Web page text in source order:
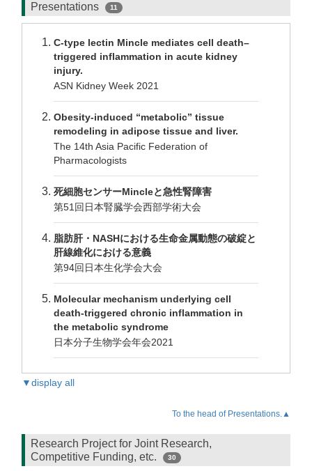
Presentations 11
C-type lectin Mincle mediates cell death–
triggered inflammation in acute kidney
injury.
ASN Kidney Week 2021
Obesity-induced “metabolic” tissue
remodeling in adipose tissue and liver.
The 14th Asia Pacific Federation of
Pharmacologists
死細胞センサーMincleと急性腎障害
第51回日本腎臓学会西部学術大会
脂肪肝・NASHにおける生命金属動態の破綻と
肝線維化における意義
第94回日本生化学会大会
Molecular mechanism underlying cell
death-triggered chronic inflammation in
the metabolic syndrome
日本分子生物学会年会2021
▼display all
To the head of Presentations.▲
Research Project for Joint Research,
Competitive Funding, etc.
30